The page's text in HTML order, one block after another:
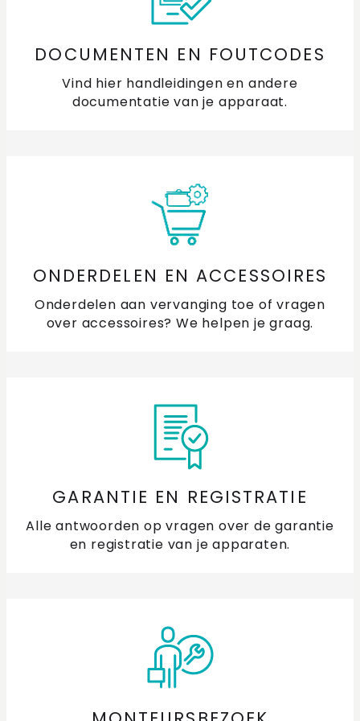
De deur van mijn combimagnetron gaat niet open?
Waarom reageren mijn pannen niet of niet goed op de
inductiekookplaat?
Waarom wordt mijn oven te heet?
Waarom krijg ik een te grote of te kleine vlam bij mijn
Waarom wordt mijn vaat niet schoon?
Waarom blijft mijn magnetron blazen?
Hoe reset ik mijn ETNA afzuigkap?
Wat doe ik als de kookzones van mijn
inductiekookplaat aan- en uitgaan?
Waarom stopt mijn oven tijdens een programma?
Wat doe ik als mijn vaatwasserdeur naar beneden
Waarom wordt het water van mijn vaatwasser niet
DOCUMENTEN EN FOUTCODES
Vind hier handleidingen en andere
documentatie van je apparaat.
ONDERDELEN EN ACCESSOIRES
Onderdelen aan vervanging toe of vragen
over accessoires? We helpen je graag.
GARANTIE EN REGISTRATIE
Alle antwoorden op vragen over de garantie
en registratie van je apparaten.